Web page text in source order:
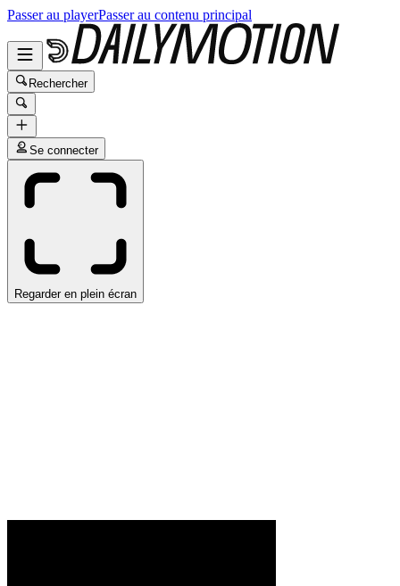
Passer au playerPasser au contenu principal
Rechercher
Se connecter
Regarder en plein écran